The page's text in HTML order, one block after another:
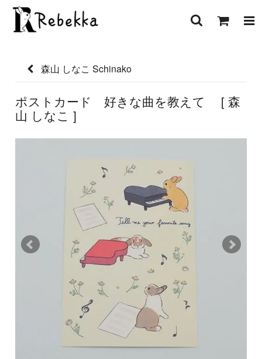
森山 しなこ Schinako
ポストカード 好きな曲を教えて [ 森
山 しなこ ]